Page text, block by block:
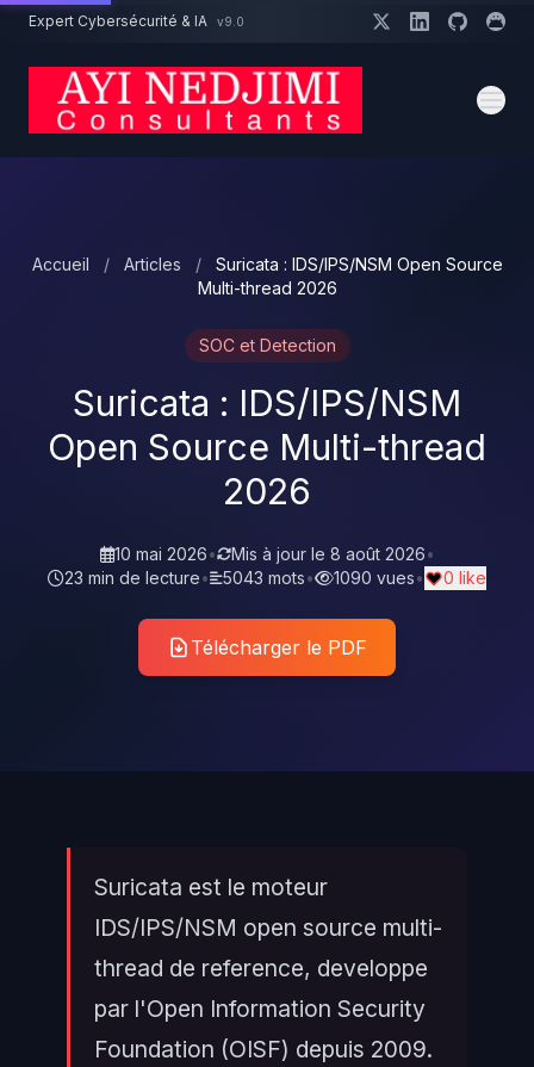
Aller au contenu principal
Expert Cybersécurité & IA v9.0
Accueil / Articles /
Suricata : IDS/IPS/NSM Open Source
Multi-thread 2026
SOC et Detection
Suricata : IDS/IPS/NSM
Open Source Multi-thread
2026
10 mai 2026• Mis à jour le 8 août 2026•
23 min de lecture• 5043 mots• 1090 vues• 0 like
Télécharger le PDF
Suricata est le moteur
IDS/IPS/NSM open source multi-
thread de reference, developpe
par l'Open Information Security
Foundation (OISF) depuis 2009.
Un projet cybersécurité ?